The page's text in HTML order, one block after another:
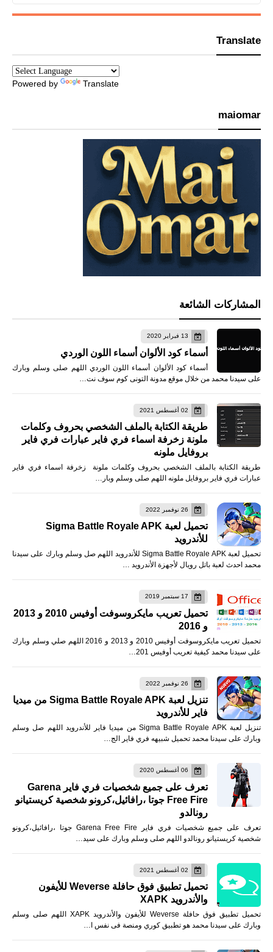
Translate
Powered by Translate
maiomar
المشاركات الشائعة
13 فبراير 2020
أسماء كود الألوان أسماء اللون الوردي
أسماء كود الألوان أسماء اللون الوردي اللهم صلى وسلم وبارك
على سيدنا محمد من خلال موقع مدونة التونى كوم سوف نت…
02 أغسطس 2021
طريقة الكتابة بالملف الشخصي بحروف وكلمات
ملونة زخرفة اسماء فري فاير عبارات فري فاير
بروفايل ملونه
طريقة الكتابة بالملف الشخصي بحروف وكلمات ملونة زخرفة اسماء فري فاير
عبارات فري فاير بروفايل ملونه اللهم صلى وسلم وبار…
26 نوفمبر 2022
تحميل لعبة Sigma Battle Royale APK
للأندرويد
تحميل لعبة Sigma Battle Royale APK للأندرويد اللهم صل وسلم وبارك على سيدنا
محمد احدث لعبة باتل رويال لأجهزة الأندرويد …
17 سبتمبر 2019
تحميل تعريب مايكروسوفت أوفيس 2010 و 2013
و 2016
تحميل تعريب مايكروسوفت أوفيس 2010 و 2013 و 2016 اللهم صلي وسلم وبارك
على سيدنا محمد كيفية تعريب أوفيس 201…
26 نوفمبر 2022
تنزيل لعبة Sigma Battle Royale APK من ميديا
فاير للأندرويد
تنزيل لعبة Sigma Battle Royale APK من ميديا فاير للأندرويد اللهم صل وسلم
وبارك على سيدنا محمد تحميل شبيهه فري فاير الج…
06 أغسطس 2020
تعرف على جميع شخصيات فري فاير Garena
Free Fire جوتا ،رافائيل،كرونو شخصية كريستيانو
رونالدو
تعرف على جميع شخصيات فري فاير Garena Free Fire جوتا ،رافائيل،كرونو
شخصية كريستيانو رونالدو اللهم صلى وسلم وبارك على سيد…
02 أغسطس 2021
تحميل تطبيق فوق حافلة Weverse للأيفون
والأندرويد XAPK
تحميل تطبيق فوق حافلة Weverse للأيفون والأندرويد XAPK اللهم صلى وسلم
وبارك على سيدنا محمد هو تطبيق كوري ومنصة فى نفس ا…